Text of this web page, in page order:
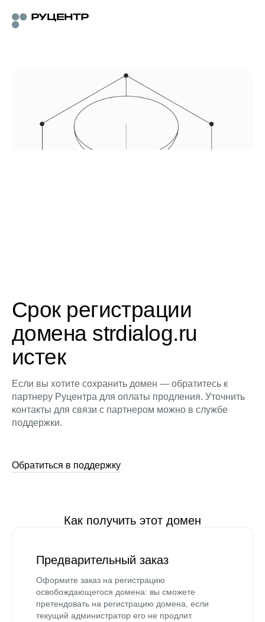
Срок регистрации
домена strdialog.ru
истек
Если вы хотите сохранить домен — обратитесь к
партнеру Руцентра для оплаты продления. Уточнить
контакты для связи с партнером можно в службе
поддержки.
Обратиться в поддержку
Как получить этот домен
Предварительный заказ
Оформите заказ на регистрацию
освобождающегося домена: вы сможете
претендовать на регистрацию домена, если
текущий администратор его не продлит.